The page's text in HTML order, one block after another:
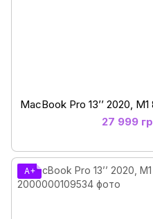
MacBook Pro 13’’ 2020,
27 999
A+